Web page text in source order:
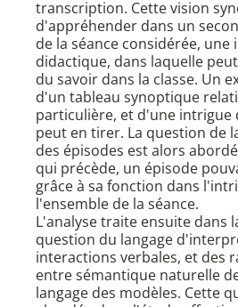
transcription. Cette vision
d'appréhender dans un
de la séance considérée, une
didactique, dans laquelle
du savoir dans la classe. Un
d'un tableau synoptique
particulière, et d'une intrigue
peut en tirer. La question de
des épisodes est alors
qui précède, un épisode
grâce à sa fonction dans
l'ensemble de la séance.
L'analyse traite ensuite dans
question du langage
interactions verbales, et des
entre sémantique naturelle
langage des modèles. Cette